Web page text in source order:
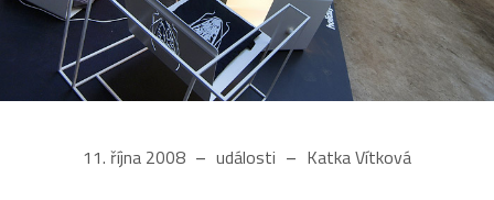
11. října 2008 události Katka Vítková